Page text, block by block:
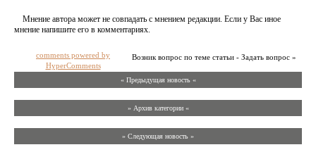
Мнение автора может не совпадать с мнением редакции. Если у Вас иное
мнение напишите его в комментариях.
Возник вопрос по теме статьи - Задать вопрос »
comments powered by
HyperComments
« Предыдущая новость «
» Архив категории «
» Следующая новость »